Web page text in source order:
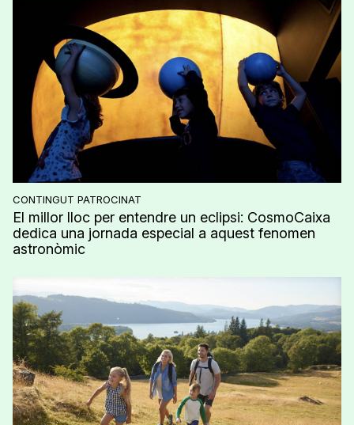
CONTINGUT PATROCINAT
El millor lloc per entendre un eclipsi: CosmoCaixa
dedica una jornada especial a aquest fenomen
astronòmic